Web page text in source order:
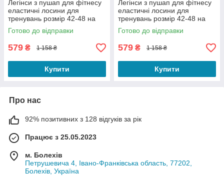
Легінси з пушап для фітнесу
еластичні лосини для
тренувань розмір 42-48 на
зріст до 168 см сірого
кольору
Готово до відправки
579 ₴ 1 158 ₴
Купити
Легінси з пушап для фітнесу
еластичні лосини для
тренувань розмір 42-48 на
зріст до 168 см пісочного
кольору
Готово до відправки
579 ₴ 1 158 ₴
Купити
Про нас
92% позитивних з 128 відгуків за рік
Працює з 25.05.2023
м. Болехів
Петрушевича 4, Івано-Франківська область, 77202,
Болехів, Україна